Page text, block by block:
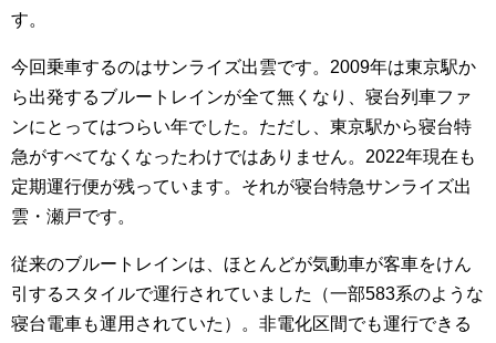
す。
今回乗車するのはサンライズ出雲です。2009年は東京駅か
ら出発するブルートレインが全て無くなり、寝台列車ファ
ンにとってはつらい年でした。ただし、東京駅から寝台特
急がすべてなくなったわけではありません。2022年現在も
定期運行便が残っています。それが寝台特急サンライズ出
雲・瀬戸です。
従来のブルートレインは、ほとんどが気動車が客車をけん
引するスタイルで運行されていました（一部583系のような
寝台電車も運用されていた）。非電化区間でも運行できる